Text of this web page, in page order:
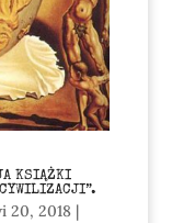
KSIĄŻKI
20, 2018|